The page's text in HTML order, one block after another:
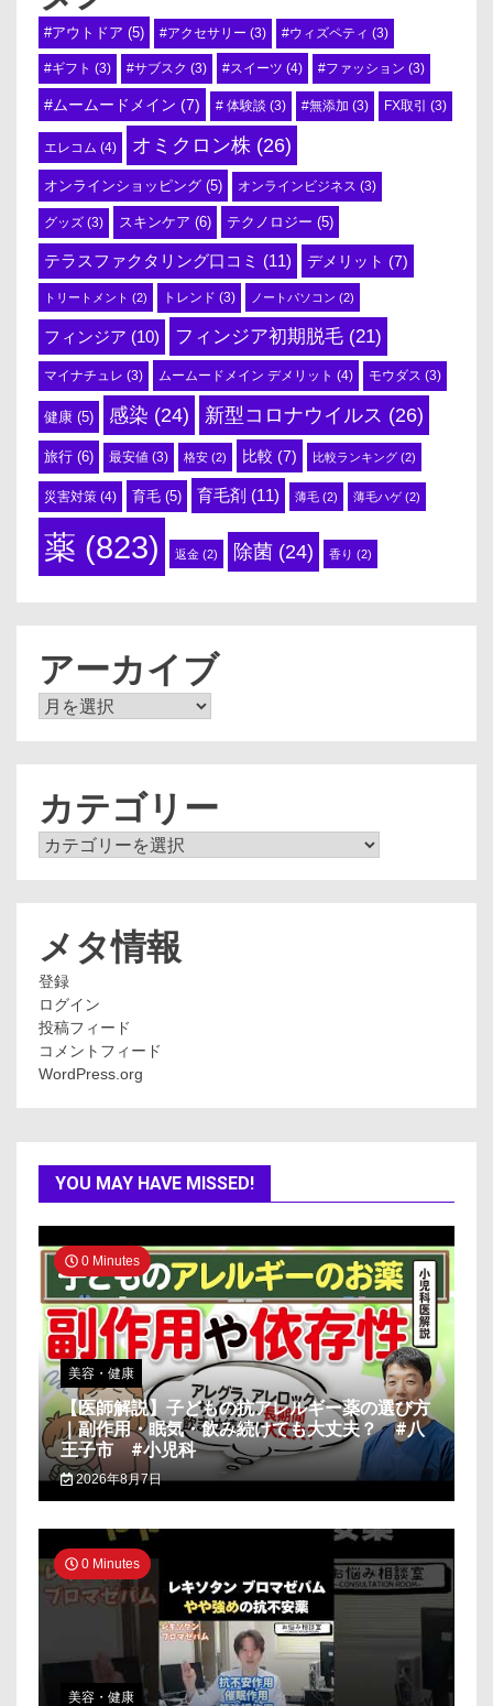
#アウトドア (5) #アクセサリー (3) #ウィズペティ (3)
#ギフト (3) #サブスク (3) #スイーツ (4) #ファッション (3)
#ムームードメイン (7) # 体験談 (3) #無添加 (3) FX取引 (3)
エレコム (4) オミクロン株 (26)
オンラインショッピング (5) オンラインビジネス (3)
グッズ (3) スキンケア (6) テクノロジー (5)
テラスファクタリング口コミ (11) デメリット (7)
トリートメント (2) トレンド (3) ノートパソコン (2)
フィンジア (10) フィンジア初期脱毛 (21)
マイナチュレ (3) ムームードメイン デメリット (4) モウダス (3)
健康 (5) 感染 (24) 新型コロナウイルス (26)
旅行 (6) 最安値 (3) 格安 (2) 比較 (7) 比較ランキング (2)
災害対策 (4) 育毛 (5) 育毛剤 (11) 薄毛 (2) 薄毛ハゲ(2)
薬 (823) 返金 (2) 除菌 (24) 香り (2)
アーカイブ
ア
カテゴリー
カ
メタ情報
登録
ログイン
投稿フィード
コメントフィード
WordPress.org
YOU MAY HAVE MISSED!
0 Minutes
美容・健康
【医師解説】子どもの抗アレルギー薬の選び方
｜副作用・眠気・飲み続けても大丈夫？ #八
王子市 #小児科
2026年8月7日
0 Minutes
美容・健康